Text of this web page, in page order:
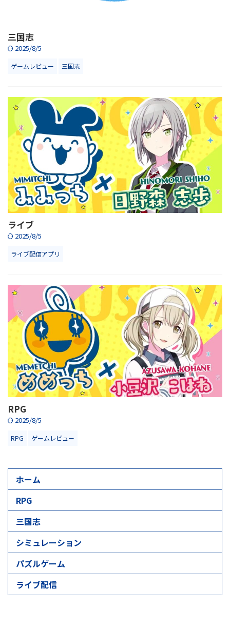
三国志
2025/8/5
ゲームレビュー 三国志
ライブ
2025/8/5
ライブ配信アプリ
RPG
2025/8/5
RPG ゲームレビュー
ホーム
RPG
三国志
シミュレーション
パズルゲーム
ライブ配信